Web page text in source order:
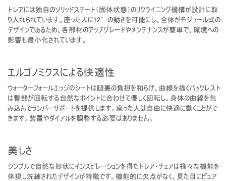
トレアには独自のソリッドステート（固体状態）のリクライニング機構が設計に取
り入れられています。座った人に12°の動きを可能にし、全体がモジュール式の
デザインであるため、各部材のアップグレードやメンテナンスが簡単で、環境への
影響も最小化されています。
エルゴノミクスによる快適性
ウォーターフォールエッジのシートは腿裏の負担を和らげ、曲線を描くバックレスト
は臀部が回転する自然なポイントに合わせて優しく回転し、身体の曲線を包
み込んでランバーサポートを提供します。座った人は自由に快適に動くことがで
きます。装置やダイアルを調整する必要はありません。
美しさ
シンプルで自然な形状にインスピレーションを得たトレア・チェアは様々な機能を
体現し洗練されたデザインが特徴です。機能的に欠点がなく、見た目にピュア